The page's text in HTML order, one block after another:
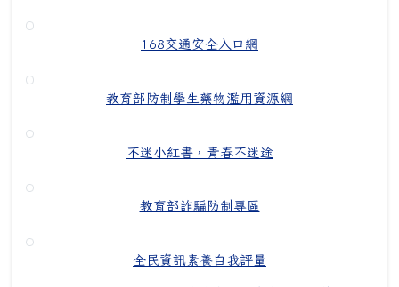
168交通安全入口網
教育部防制學生藥物濫用資源網
不迷小紅書，青春不迷途
教育部詐騙防制專區
全民資訊素養自我評量